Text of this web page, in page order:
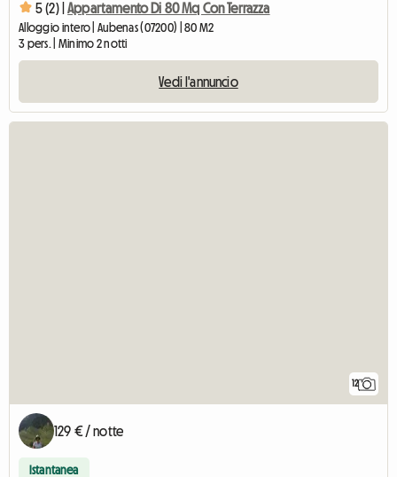
5 (2) | Appartamento Di 80 Mq Con Terrazza
Alloggio intero | Aubenas (07200) | 80 M2
3 pers. | Minimo 2 notti
Vedi l'annuncio
12
129 € / notte
Istantanea